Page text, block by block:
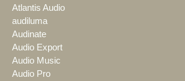
Atlantis Audio
audiluma
Audinate
Audio Export
Audio Music
Audio Pro